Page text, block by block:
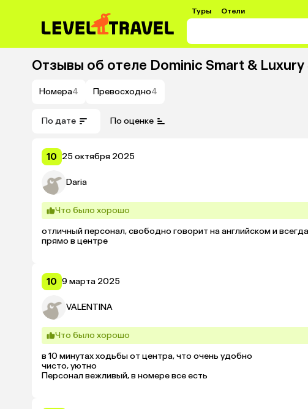
Туры Отели
Отзывы об отеле Dominic Smart &
Номера4 Превосходно4
По дате По оценке
10 25 октября 2025
Daria
Что было хорошо
отличный персонал, свободно говорит на английском и
прямо в центре
10 9 марта 2025
VALENTINA
Что было хорошо
в 10 минутах ходьбы от центра, что очень удобно
чисто, уютно
Персонал вежливый, в номере все есть